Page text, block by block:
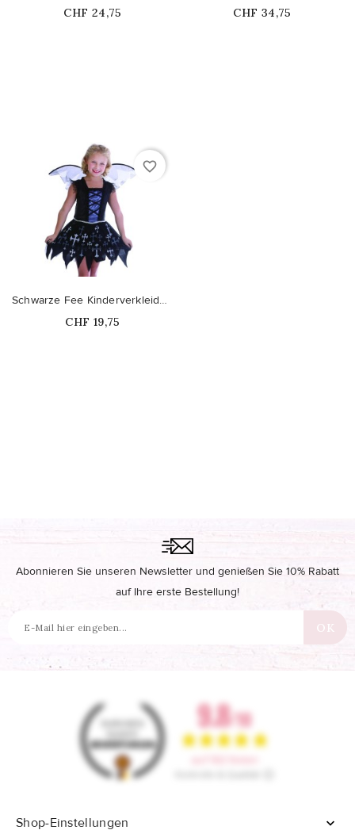
Price
CHF 24,75
Price
CHF 34,75
favorite_border
Schwarze Fee Kinderverkleidung
Price
CHF 19,75
Abonnieren Sie unseren Newsletter und genießen Sie 10% Rabatt
auf Ihre erste Bestellung!
Shop-Einstellungen 